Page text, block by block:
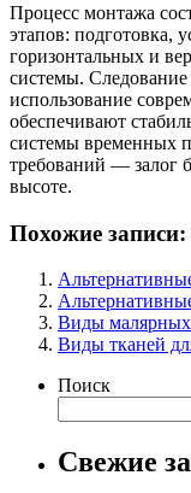
Процесс монтажа
этапов: подготовка,
горизонтальных и
системы.
использование
обеспечивают
системы временных
требований — залог
высоте.
Похожие записи:
Виды малярных
Виды тканей
Поиск
Свежие